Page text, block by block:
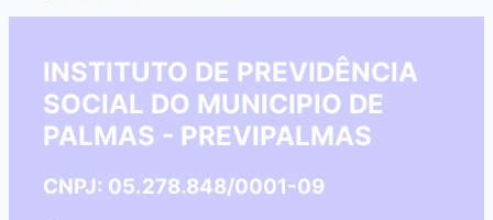
INSTITUTO DE PREVIDÊNCIA
SOCIAL DO MUNICIPIO DE
PALMAS - PREVIPALMAS
CNPJ: 05.278.848/0001-09